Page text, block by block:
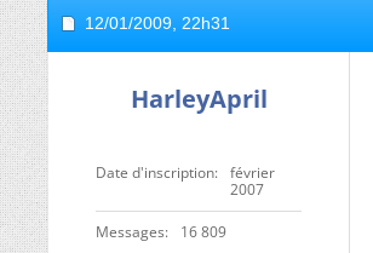
12/01/2009, 22h31
HarleyApril
Date d'inscription
février
2007
Messages 16 809